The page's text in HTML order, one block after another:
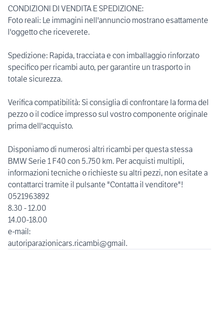
CONDIZIONI DI VENDITA E SPEDIZIONE:
Foto reali: Le immagini nell'annuncio mostrano esattamente
l'oggetto che riceverete.
Spedizione: Rapida, tracciata e con imballaggio rinforzato
specifico per ricambi auto, per garantire un trasporto in
totale sicurezza.
Verifica compatibilità: Si consiglia di confrontare la forma del
pezzo o il codice impresso sul vostro componente originale
prima dell'acquisto.
Disponiamo di numerosi altri ricambi per questa stessa
BMW Serie 1 F40 con 5.750 km. Per acquisti multipli,
informazioni tecniche o richieste su altri pezzi, non esitate a
contattarci tramite il pulsante "Contatta il venditore"!
0521963892
8.30 - 12.00
14.00-18.00
e-mail:
autoriparazionicars.ricambi@gmail.